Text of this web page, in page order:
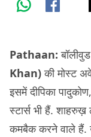
Pathaan:
Khan)की मोस्ट
इसमें दीपिका
स्टार्स भी हैं.
कमबैक करने वाले हैं.